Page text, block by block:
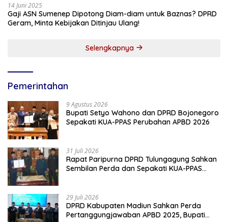
14 Juni 2025
Gaji ASN Sumenep Dipotong Diam-diam untuk Baznas? DPRD
Geram, Minta Kebijakan Ditinjau Ulang!
Selengkapnya
Pemerintahan
9 Agustus 2026
Bupati Setyo Wahono dan DPRD Bojonegoro
Sepakati KUA-PPAS Perubahan APBD 2026
31 Juli 2026
Rapat Paripurna DPRD Tulungagung Sahkan
Sembilan Perda dan Sepakati KUA-PPAS
29 Juli 2026
DPRD Kabupaten Madiun Sahkan Perda
Pertanggungjawaban APBD 2025, Bupati